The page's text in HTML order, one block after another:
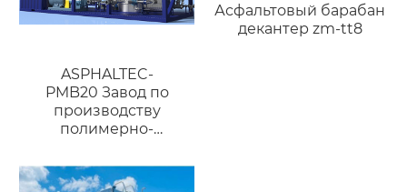
ASPHALTEC-
PMB20 Завод по
производству
полимерно-
битума
Асфальтовый барабан
декантер zm-tt8